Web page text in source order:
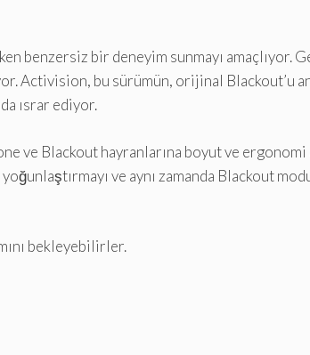
benzersiz bir deneyim sunmayı amaçlıyor.
Activision, bu sürümün, orijinal Blackout’u
ısrar ediyor.
ve Blackout hayranlarına boyut ve ergonomi
ve aynı zamanda Blackout
bekleyebilirler.